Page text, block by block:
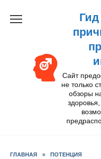
Сайт
не только
обзоры
ГЛАВНАЯ » ПОТЕНЦИЯ